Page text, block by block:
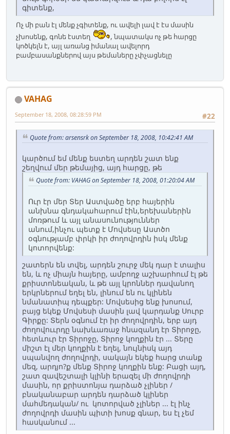
գիտենք,
Ոչ մի բան էլ մենք չգիտենք, ու ավելի լավ է էս մասին
չխոսենք, գոնե էստեղ
, նպատակս ոչ թե հարցը
կոծկելն է, այլ առանց իմանալ ավելորդ
բամբասանքներով այս թեմաները չփչացնելը
VAHAG
#22
September 18, 2008, 08:28:59 PM
Quote from: arsensrk on September 18, 2008, 10:42:41 AM
կարծում եմ մենք եստեղ արդեն շատ ենք
շեղվում մեր թեմայից, այդ հարցը, թե
Quote from: VAHAG on September 18, 2008, 01:20:04 AM
Ուր էր մեր Տեր Աստվածը երբ հայերին
անխնա գնդակահարում էին,երեխաներին
մոռթում և այլ անասունություններ
անում,ինչու պետք է Մովսեսը Աստծո
օգնությամբ փրկի իր ժողովրդին իսկ մենք
կոտորվենք:
շատերն են տվել, արդեն շուրջ մեկ դար է տալիս
են, և ոչ միայն հայերը, ամբողջ աշխարհում էլ թե
քրիստոնեական, և թե այլ կրոններ դավանող
երկրներում եղել են, լինում են ու կլինեն
նմանատիպ դեպքեր: Մովսեսից ենք խոսում,
բայց եկեք Մովսեսի մասին լավ կարդանք Սուրբ
Գիրքը: Տերն օգնում էր իր ժողովրդին, երբ այդ
ժողովոււրդը նախևառաջ հնազանդ էր Տիրոջը,
հետևուր էր Տիրոջը, Տիրոջ կողքին էր ... Տերը
միշտ էլ մեր կողքին է եղել, նույնիսկ այդ
սպանվող ժողովրդի, սակայն եկեք հարց տանք
մեզ, արդյո?ք մենք Տիրոջ կողքին ենք: Բացի այդ,
շատ զավեշտալի կլինի երազել մի ժողովրդի
մասին, որ քրիստոնյա դարձած չլիներ /
բնականաբար արդեն դարձած կլիներ
մահմեդական/ ու կոտորված չլիներ ... էլ ինչ
ժողովրդի մասին պիտի խոսք գնար, ես էլ չեմ
հասկանում ...